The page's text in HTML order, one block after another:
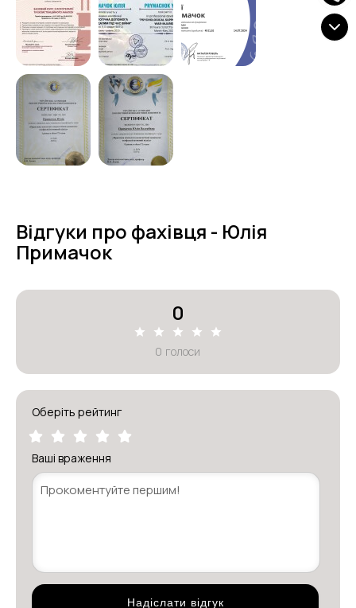
Відгуки про фахівця - Юлія
Примачок
0
0 голоси
Оберіть рейтинг
Ваші враження